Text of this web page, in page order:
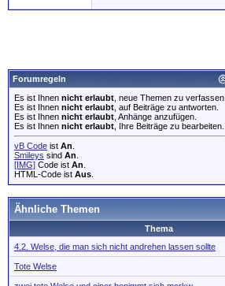
Forumregeln
Es ist Ihnen nicht erlaubt , neue Themen zu verfassen.
Es ist Ihnen nicht erlaubt , auf Beiträge zu antworten.
Es ist Ihnen nicht erlaubt , Anhänge anzufügen.
Es ist Ihnen nicht erlaubt , Ihre Beiträge zu bearbeiten.
vB Code ist An
Smileys sind An
[IMG] Code ist An
HTML-Code ist Aus
Ähnliche Themen
Thema
4.2. Welse, die man sich nicht andrehen lassen sollte
Tote Welse